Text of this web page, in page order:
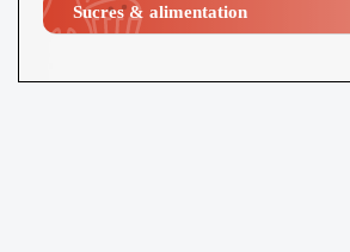
Sucres & alimentation​